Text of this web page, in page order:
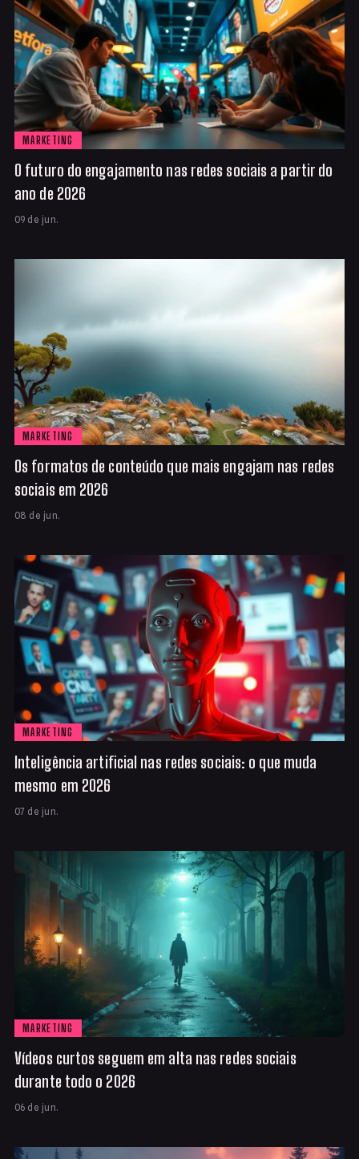
MARKETING
O futuro do engajamento nas redes sociais a partir do
ano de 2026
09 de jun.
MARKETING
Os formatos de conteúdo que mais engajam nas redes
sociais em 2026
08 de jun.
MARKETING
Inteligência artificial nas redes sociais: o que muda
mesmo em 2026
07 de jun.
MARKETING
Vídeos curtos seguem em alta nas redes sociais
durante todo o 2026
06 de jun.